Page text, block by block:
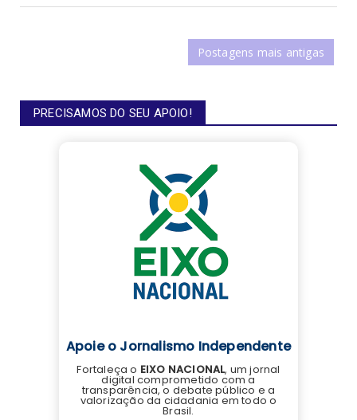
Postagens mais antigas
PRECISAMOS DO SEU APOIO!
Apoie o Jornalismo Independente
Fortaleça o EIXO NACIONAL, um jornal
digital comprometido com a
transparência, o debate público e a
valorização da cidadania em todo o
Brasil.